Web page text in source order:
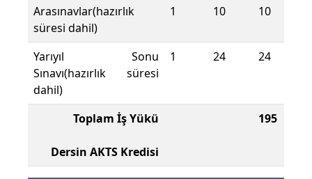
Arasınavlar(hazırlık
süresi dahil)
1 10 10
Yarıyıl Sonu
Sınavı(hazırlık süresi
dahil)
1 24 24
Toplam İş Yükü
Dersin AKTS Kredisi
195